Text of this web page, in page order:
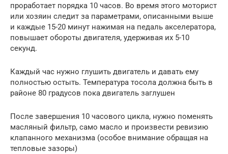
проработает порядка 10 часов. Во время этого моторист
или хозяин следит за параметрами, описанными выше
и каждые 15-20 минут нажимая на педаль акселератора,
повышает обороты двигателя, удерживая их 5-10
секунд.
Каждый час нужно глушить двигатель и давать ему
полностью остыть. Температура тосола должна быть в
районе 80 градусов пока двигатель заглушен
После завершения 10 часового цикла, нужно поменять
масляный фильтр, само масло и произвести ревизию
клапанного механизма (особое внимание обращая на
тепловые зазоры)